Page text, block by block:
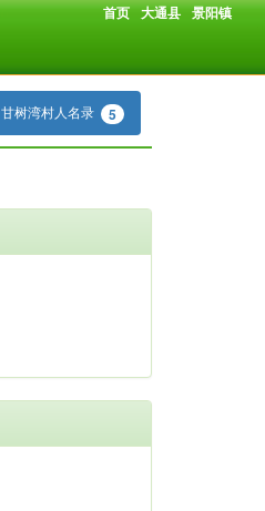
首页 大通县 景阳镇
甘树湾村人名录 5